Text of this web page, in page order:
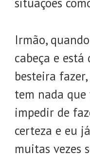
Irmão,
cabeça e
besteira
tem nada
impedir de
certeza e eu
muitas vezes